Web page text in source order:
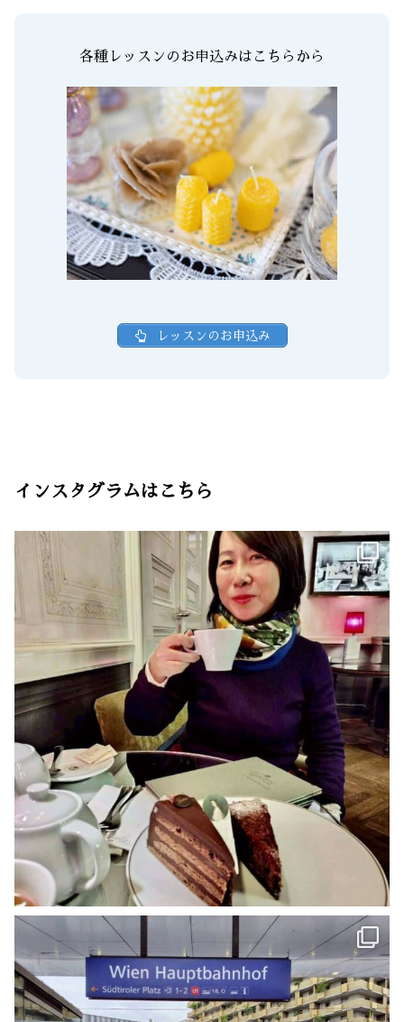
各種レッスンのお申込みはこちらから
レッスンのお申込み
インスタグラムはこちら